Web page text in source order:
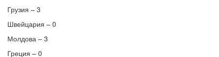
Грузия – 3
Швейцария – 0
Молдова – 3
Греция – 0